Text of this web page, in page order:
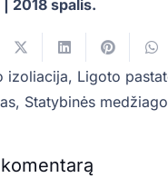
| 2018 spalis.
izoliacija, Ligoto
, Statybinės